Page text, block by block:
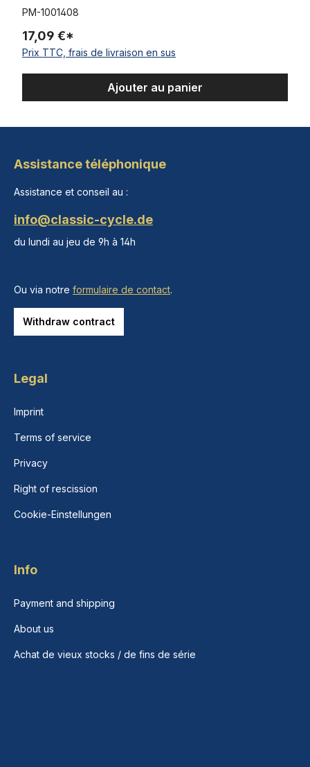
PM-1001408
17,09 €*
Prix TTC, frais de livraison en sus
Ajouter au panier
Assistance téléphonique
Assistance et conseil au :
info@classic-cycle.de
du lundi au jeu de 9h à 14h
Ou via notre formulaire de contact.
Withdraw contract
Legal
Imprint
Terms of service
Privacy
Right of rescission
Cookie-Einstellungen
Info
Payment and shipping
About us
Achat de vieux stocks / de fins de série